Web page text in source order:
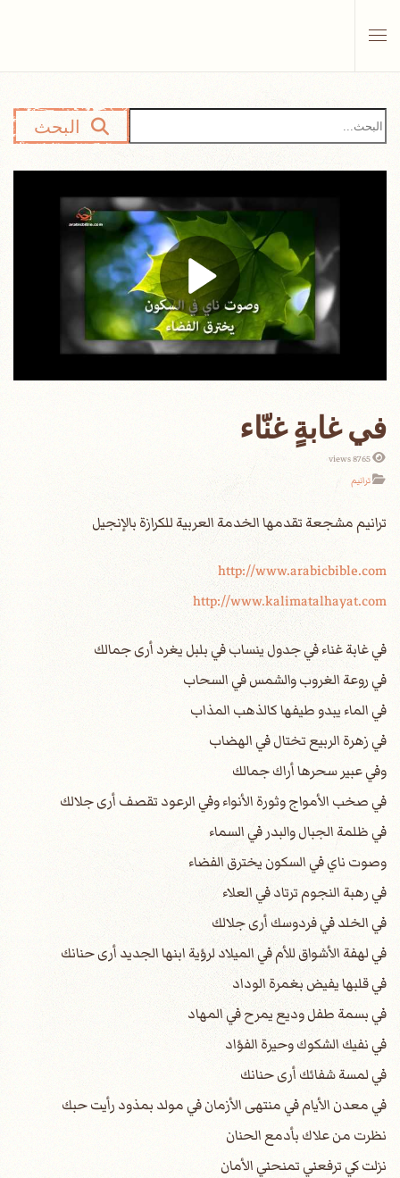
البحث
في غابةٍ غنّاء
8765 views
ترانيم
http://www.arabicbible.com
http://www.kalimatalhayat.com
في غابة غناء في جدول ينساب في بلبل يغرد أرى جمالك
في روعة الغروب والشمس في السحاب
في الماء يبدو طيفها كالذهب المذاب
في زهرة الربيع تختال في الهضاب
وفي عبير سحرها أراك جمالك
في صخب الأمواج وثورة الأنواء وفي الرعود تقصف أرى جلالك
في ظلمة الجبال والبدر في السماء
وصوت ناي في السكون يخترق الفضاء
في رهبة النجوم ترتاد في العلاء
في الخلد في فردوسك أرى جلالك
في لهفة الأشواق للأم في الميلاد لرؤية ابنها الجديد أرى حنانك
في قلبها يفيض بغمرة الوداد
في بسمة طفل وديع يمرح في المهاد
في نفيك الشكوك وحيرة الفؤاد
في لمسة شفائك أرى حنانك
في معدن الأيام في منتهى الأزمان في مولد بمذود رأيت حبك
نظرت من علاك بأدمع الحنان
نزلت كي ترفعني تمنحني الأمان